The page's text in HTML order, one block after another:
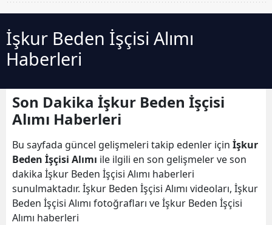
İşkur Beden İşçisi Alımı
Haberleri
Son Dakika İşkur Beden İşçisi
Alımı Haberleri
Bu sayfada güncel gelişmeleri takip edenler için İşkur
Beden İşçisi Alımı ile ilgili en son gelişmeler ve son
dakika İşkur Beden İşçisi Alımı haberleri
sunulmaktadır. İşkur Beden İşçisi Alımı videoları, İşkur
Beden İşçisi Alımı fotoğrafları ve İşkur Beden İşçisi
Alımı haberleri